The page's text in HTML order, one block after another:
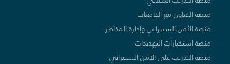
منصة التعاون مع الجامعات
منصة الأمن السيبراني وإدارة المخاطر
منصة استخبارات التهديدات
منصة التدريب على الأمن السيبراني